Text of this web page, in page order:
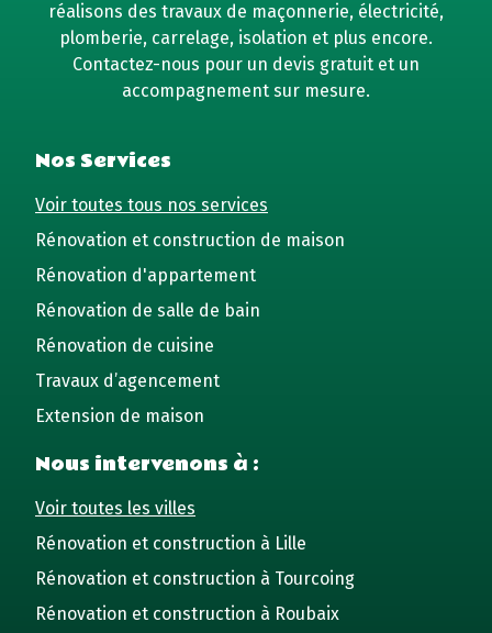
réalisons des travaux de maçonnerie, électricité,
plomberie, carrelage, isolation et plus encore.
Contactez-nous pour un devis gratuit et un
accompagnement sur mesure.
Nos Services
Voir toutes tous nos services
Rénovation et construction de maison
Rénovation d'appartement
Rénovation de salle de bain
Rénovation de cuisine
Travaux d’agencement
Extension de maison
Nous intervenons à :
Voir toutes les villes
Rénovation et construction à Lille
Rénovation et construction à Tourcoing
Rénovation et construction à Roubaix